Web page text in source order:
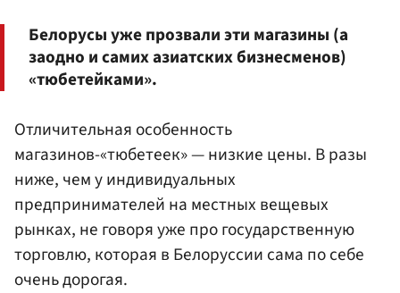
Белорусы уже прозвали эти магазины (а
заодно и самих азиатских бизнесменов)
«тюбетейками».
Отличительная особенность
магазинов-«тюбетеек» — низкие цены. В разы
ниже, чем у индивидуальных
предпринимателей на местных вещевых
рынках, не говоря уже про государственную
торговлю, которая в Белоруссии сама по себе
очень дорогая.